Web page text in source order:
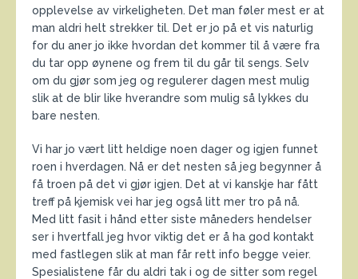
opplevelse av virkeligheten. Det man føler mest er at
man aldri helt strekker til. Det er jo på et vis naturlig
for du aner jo ikke hvordan det kommer til å være fra
du tar opp øynene og frem til du går til sengs. Selv
om du gjør som jeg og regulerer dagen mest mulig
slik at de blir like hverandre som mulig så lykkes du
bare nesten.
Vi har jo vært litt heldige noen dager og igjen funnet
roen i hverdagen. Nå er det nesten så jeg begynner å
få troen på det vi gjør igjen. Det at vi kanskje har fått
treff på kjemisk vei har jeg også litt mer tro på nå.
Med litt fasit i hånd etter siste måneders hendelser
ser i hvertfall jeg hvor viktig det er å ha god kontakt
med fastlegen slik at man får rett info begge veier.
Spesialistene får du aldri tak i og de sitter som regel